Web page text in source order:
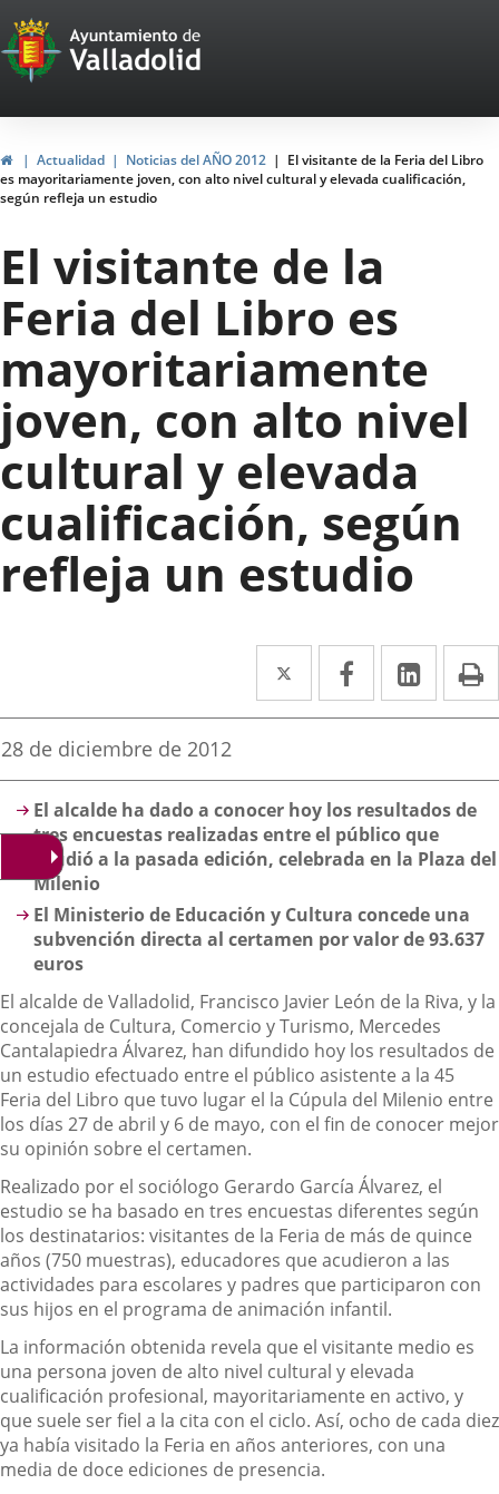
Portal
Web
del
Ayuntamiento
de
Valladolid
InicioActualidad Noticias del AÑO 2012
El visitante de la Feria del Libro
es mayoritariamente joven, con alto nivel cultural y elevada cualificación,
según refleja un estudio
El visitante de la
Feria del Libro es
mayoritariamente
joven, con alto nivel
cultural y elevada
cualificación, según
refleja un estudio
Twitter
Enlace
a
aplicación
externa.
Facebook
Enlace
a
aplicación
externa.
Enlace
a
Fecha
la
noticia
28 de diciembre de 2012
Descripción
El alcalde ha dado a conocer hoy los resultados de
tres encuestas realizadas entre el público que
acudió a la pasada edición, celebrada en la Plaza del
Milenio
El Ministerio de Educación y Cultura concede una
subvención directa al certamen por valor de 93.637
euros
El alcalde de Valladolid, Francisco Javier León de la Riva, y la
concejala de Cultura, Comercio y Turismo, Mercedes
Cantalapiedra Álvarez, han difundido hoy los resultados de
un estudio efectuado entre el público asistente a la 45
Feria del Libro que tuvo lugar el la Cúpula del Milenio entre
los días 27 de abril y 6 de mayo, con el fin de conocer mejor
su opinión sobre el certamen.
Realizado por el sociólogo Gerardo García Álvarez, el
estudio se ha basado en tres encuestas diferentes según
los destinatarios: visitantes de la Feria de más de quince
años (750 muestras), educadores que acudieron a las
actividades para escolares y padres que participaron con
sus hijos en el programa de animación infantil.
La información obtenida revela que el visitante medio es
una persona joven de alto nivel cultural y elevada
cualificación profesional, mayoritariamente en activo, y
que suele ser fiel a la cita con el ciclo. Así, ocho de cada diez
ya había visitado la Feria en años anteriores, con una
media de doce ediciones de presencia.